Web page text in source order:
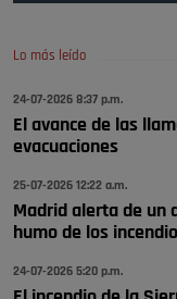
Pozuelo de Alarcón
🔴
Lo más leído
24-07-2026 8:37 p.m.
El avance de las
evacuaciones
25-07-2026 12:22 a.m.
Madrid alerta de un
humo de los
24-07-2026 5:20 p.m.